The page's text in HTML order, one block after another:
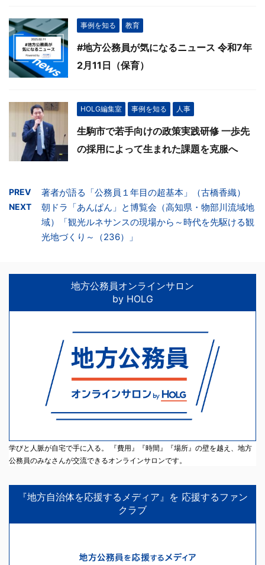
事例を知る 教育
#地方公務員が気になるニュース 令和7年
2月11日（保育）
HOLG編集室 事例を知る 人事
生駒市で若手向けの政策実践研修 一歩先
の採用によって生まれた課題を克服へ
PREV 著者が語る「公務員１年目の超基本」（古橋香織）
NEXT
朝ドラ「あんぱん」と博覧会（高知県・物部川流域地
域）「観光ルネサンスの現場から～時代を先駆ける観
光地づくり～（236）」
地方公務員オンラインサロン
by HOLG
学びと人脈が自宅で手に入る。 『費用』『時間』『場所』の壁を越え、地方
公務員のみなさんが交流できるオンラインサロンです。
『地方自治体を応援するメディア』を 応援するファン
クラブ